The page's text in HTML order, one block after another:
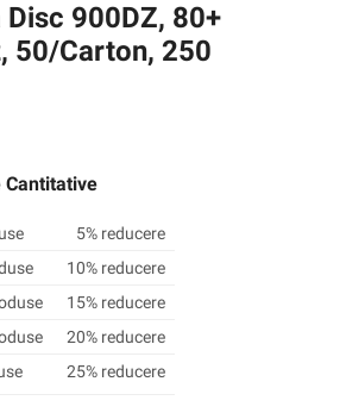
900DZ, 80+
50/Carton, 250
Cantitative
5% reducere
10% reducere
15% reducere
20% reducere
25% reducere